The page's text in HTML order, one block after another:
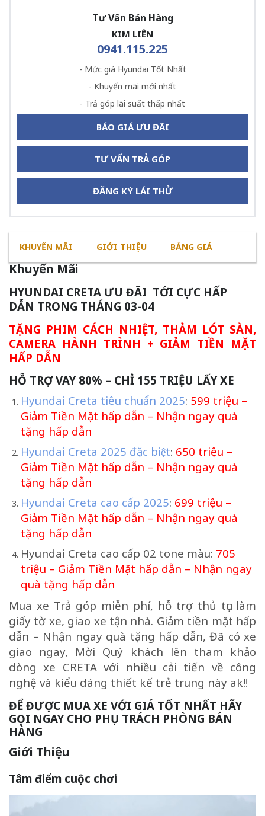
Tư Vấn Bán Hàng
KIM LIÊN
0941.115.225
- Mức giá Hyundai Tốt Nhất
- Khuyến mãi mới nhất
- Trả góp lãi suất thấp nhất
BÁO GIÁ ƯU ĐÃI
TƯ VẤN TRẢ GÓP
ĐĂNG KÝ LÁI THỬ
KHUYẾN MÃI GIỚI THIỆU BẢNG GIÁ
Khuyến Mãi
HYUNDAI CRETA ƯU ĐÃI TỚI CỰC HẤP
DẪN TRONG THÁNG 03-04
TẶNG PHIM CÁCH NHIỆT, THẢM LÓT SÀN,
CAMERA HÀNH TRÌNH + GIẢM TIỀN MẶT
HẤP DẪN
HỖ TRỢ VAY 80% – CHỈ 155 TRIỆU LẤY XE
Hyundai Creta tiêu chuẩn 2025: 599 triệu –
Giảm Tiền Mặt hấp dẫn – Nhận ngay quà
tặng hấp dẫn
Hyundai Creta 2025 đặc biệt: 650 triệu –
Giảm Tiền Mặt hấp dẫn – Nhận ngay quà
tặng hấp dẫn
Hyundai Creta cao cấp 2025: 699 triệu –
Giảm Tiền Mặt hấp dẫn – Nhận ngay quà
tặng hấp dẫn
Hyundai Creta cao cấp 02 tone màu: 705
triệu – Giảm Tiền Mặt hấp dẫn – Nhận ngay
quà tặng hấp dẫn
Mua xe Trả góp miễn phí, hỗ trợ thủ tục làm
giấy tờ xe, giao xe tận nhà. Giảm tiền mặt hấp
dẫn – Nhận ngay quà tặng hấp dẫn, Đã có xe
giao ngay, Mời Quý khách lên tham khảo
dòng xe CRETA với nhiều cải tiến về công
nghệ và kiểu dáng thiết kế trẻ trung này ak!!
ĐỂ ĐƯỢC MUA XE VỚI GIÁ TỐT NHẤT HÃY
GỌI NGAY CHO PHỤ TRÁCH PHÒNG BÁN
HÀNG
Giới Thiệu
Tâm điểm cuộc chơi